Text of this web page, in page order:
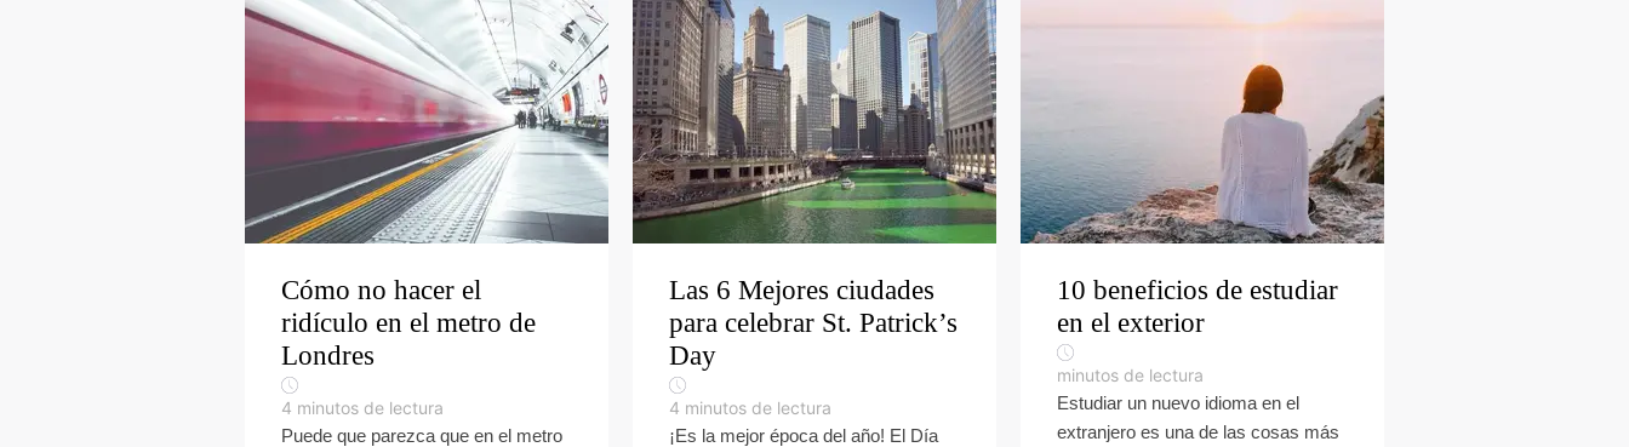
Cómo no hacer el
ridículo en el metro de
Londres
4 minutos de lectura
Puede que parezca que en el metro
Las 6 Mejores ciudades
para celebrar St. Patrick’s
Day
4 minutos de lectura
¡Es la mejor época del año! El Día
10 beneficios de estudiar
en el exterior
minutos de lectura
Estudiar un nuevo idioma en el
extranjero es una de las cosas más